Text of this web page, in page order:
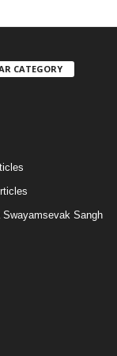
CATEGORY
Swayamsevak Sangh